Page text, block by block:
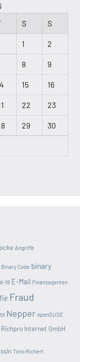
S S
1 2
8 9
15 16
22 23
29 30
Angriffe
Binary Code binary
19 E-Mail Finanzagenten
Fraud
Nepper openSUSE
Richpro Internet GmbH
Timo Richert